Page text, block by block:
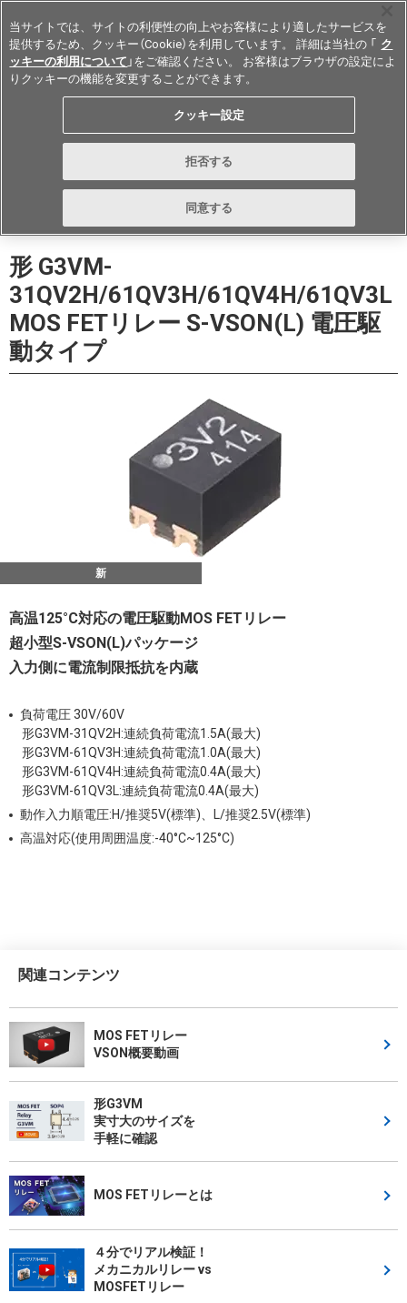
Japan
お問い合わせ
形 G3VM-
31QV2H/61QV3H/61QV4H/61QV3L
MOS FETリレー S-VSON(L) 電圧駆
動タイプ
新
高温125°C対応の電圧駆動MOS FETリレー
超小型S-VSON(L)パッケージ
入力側に電流制限抵抗を内蔵
負荷電圧 30V/60V
形G3VM-31QV2H:連続負荷電流1.5A(最大)
形G3VM-61QV3H:連続負荷電流1.0A(最大)
形G3VM-61QV4H:連続負荷電流0.4A(最大)
形G3VM-61QV3L:連続負荷電流0.4A(最大)
動作入力順電圧:H/推奨5V(標準)、L/推奨2.5V(標準)
高温対応(使用周囲温度:-40°C~125°C)
関連コンテンツ
MOS FETリレー
VSON概要動画
形G3VM
実寸大のサイズを
手軽に確認
MOS FETリレーとは
４分でリアル検証！
メカニカルリレー vs
MOSFETリレー
当サイトでは、サイトの利便性の向上やお客様により適したサービスを
提供するため、クッキー（Cookie）を利用しています。 詳細は当社の 「 ク
ッキーの利用について 」をご確認ください。 お客様はブラウザの設定によ
りクッキーの機能を変更することができます。
クッキー設定
拒否する
同意する